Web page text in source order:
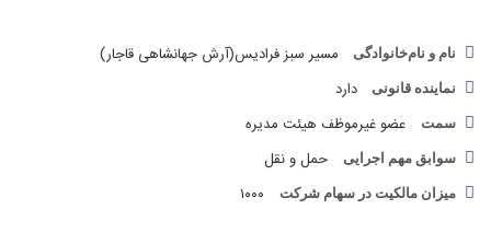
نماینده قانونی دارد
سمت عضو غیرموظف هیئت مدیره
سوابق مهم اجرایی حمل و نقل
میزان مالکیت در سهام شرکت ۱۰۰۰